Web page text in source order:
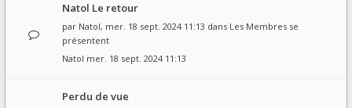
Natol Le retour
par Natol, mer. 18 sept. 2024 11:13 dans Les Membres se
présentent
Natol mer. 18 sept. 2024 11:13
Perdu de vue